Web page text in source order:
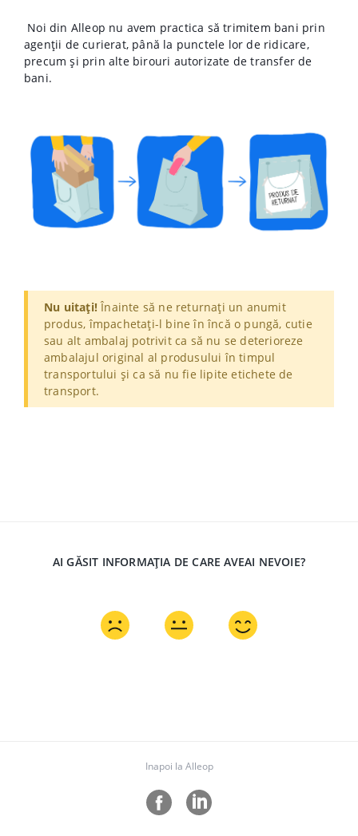
Noi din Alleop nu avem practica să trimitem bani prin
agenții de curierat, până la punctele lor de ridicare,
precum și prin alte birouri autorizate de transfer de
bani.
Nu uitați! Înainte să ne returnați un anumit
produs, împachetați-l bine în încă o pungă, cutie
sau alt ambalaj potrivit ca să nu se deterioreze
ambalajul original al produsului în timpul
transportului și ca să nu fie lipite etichete de
transport.
AI GĂSIT INFORMAȚIA DE CARE AVEAI NEVOIE?
Inapoi la Alleop